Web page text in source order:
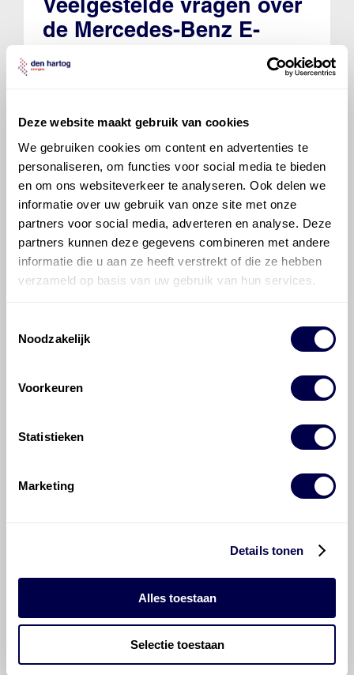
Deze website maakt gebruik van cookies
We gebruiken cookies om content en advertenties te
personaliseren, om functies voor social media te bieden
en om ons websiteverkeer te analyseren. Ook delen we
informatie over uw gebruik van onze site met onze
partners voor social media, adverteren en analyse. Deze
partners kunnen deze gegevens combineren met andere
informatie die u aan ze heeft verstrekt of die ze hebben
verzameld op basis van uw gebruik van hun services.
Noodzakelijk
Voorkeuren
Statistieken
Marketing
Details tonen
Alles toestaan
Selectie toestaan
de Mercedes-Benz E-
klasse
voor de Mercedes-Benz E-klasse E 200 d
(OM654.920)?
Hoeveel motorolie gaat er in een
Mercedes-Benz E-klasse?
Hoe vaak moet de motorolie ververst
worden bij een Mercedes-Benz E-klasse?
productadvies beschikbaar?
informatie mag noch geheel noch gedeeltelijk worden
voorafgaande schriftelijke toestemming van Olyslager
om ervoor te zorgen dat deze gegevens zo accuraat
en compleet mogelijk zijn, wordt geen
wettelijke verplichting bestaat, voor schade of verlies
veroorzaakt door fouten of omissies in de verstrekte
informatie. Door deze olieaanbevelingsinformatie te